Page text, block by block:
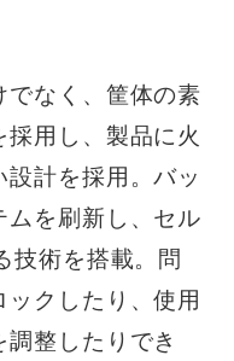
でなく、筐体の素
用し、製品に火
計を採用。バッ
を刷新し、セル
技術を搭載。問
クしたり、使用
整したりでき